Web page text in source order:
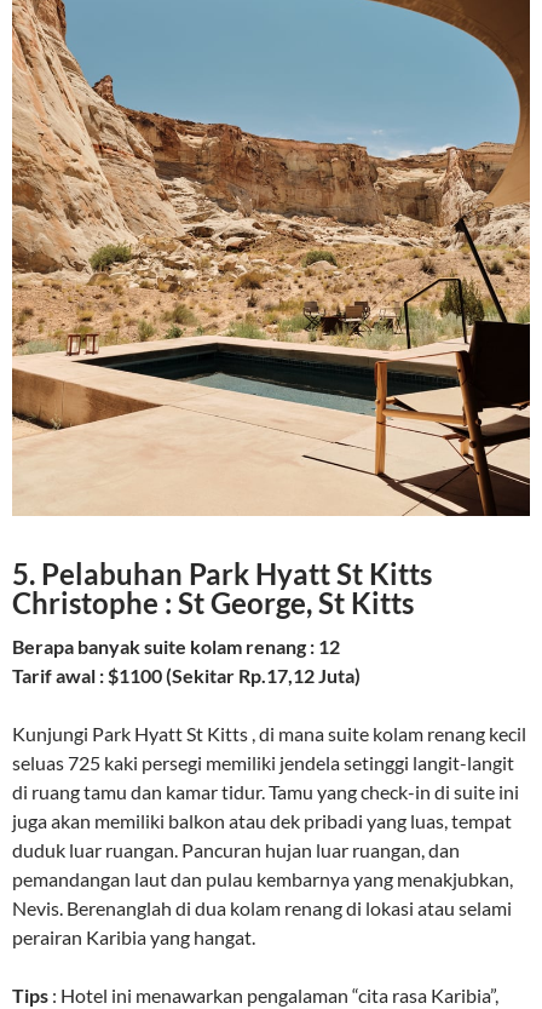
5. Pelabuhan Park Hyatt St Kitts
Christophe : St George, St Kitts
Berapa banyak suite kolam renang : 12
Tarif awal : $1100 (Sekitar Rp.17,12 Juta)
Kunjungi Park Hyatt St Kitts , di mana suite kolam renang kecil
seluas 725 kaki persegi memiliki jendela setinggi langit-langit
di ruang tamu dan kamar tidur. Tamu yang check-in di suite ini
juga akan memiliki balkon atau dek pribadi yang luas, tempat
duduk luar ruangan. Pancuran hujan luar ruangan, dan
pemandangan laut dan pulau kembarnya yang menakjubkan,
Nevis. Berenanglah di dua kolam renang di lokasi atau selami
perairan Karibia yang hangat.
Tips : Hotel ini menawarkan pengalaman “cita rasa Karibia”,